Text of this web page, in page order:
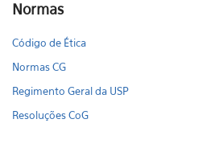
Normas
Código de Ética
Normas CG
Regimento Geral da USP
Resoluções CoG